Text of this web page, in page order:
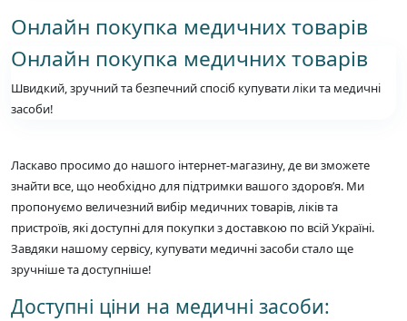
Онлайн покупка медичних товарів
Онлайн покупка медичних товарів
Швидкий, зручний та безпечний спосіб купувати ліки та медичні
засоби!
Ласкаво просимо до нашого інтернет-магазину, де ви зможете
знайти все, що необхідно для підтримки вашого здоров’я. Ми
пропонуємо величезний вибір медичних товарів, ліків та
пристроїв, які доступні для покупки з доставкою по всій Україні.
Завдяки нашому сервісу, купувати медичні засоби стало ще
зручніше та доступніше!
Доступні ціни на медичні засоби: